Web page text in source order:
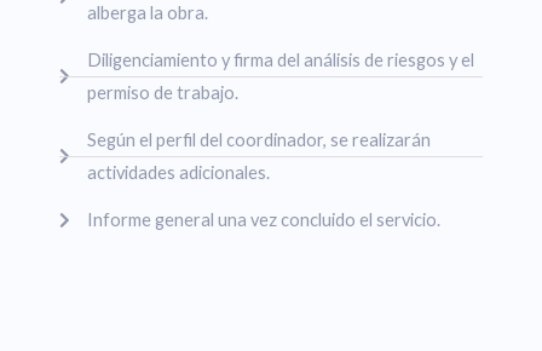
alberga la obra.
Diligenciamiento y firma del análisis de riesgos y el
permiso de trabajo.
Según el perfil del coordinador, se realizarán
actividades adicionales.
Informe general una vez concluido el servicio.